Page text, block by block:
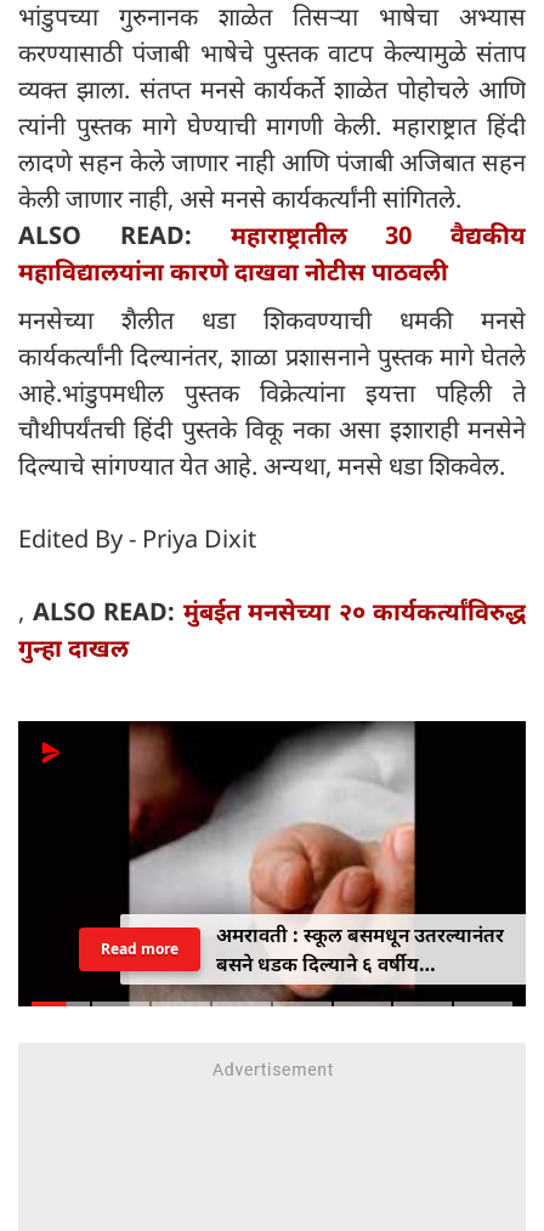
भांडुपच्या गुरुनानक शाळेत तिसऱ्या भाषेचा अभ्यास
करण्यासाठी पंजाबी भाषेचे पुस्तक वाटप केल्यामुळे संताप
व्यक्त झाला. संतप्त मनसे कार्यकर्ते शाळेत पोहोचले आणि
त्यांनी पुस्तक मागे घेण्याची मागणी केली. महाराष्ट्रात हिंदी
लादणे सहन केले जाणार नाही आणि पंजाबी अजिबात सहन
केली जाणार नाही, असे मनसे कार्यकर्त्यांनी सांगितले.
ALSO READ: महाराष्ट्रातील 30 वैद्यकीय
महाविद्यालयांना कारणे दाखवा नोटीस पाठवली
मनसेच्या शैलीत धडा शिकवण्याची धमकी मनसे
कार्यकर्त्यांनी दिल्यानंतर, शाळा प्रशासनाने पुस्तक मागे घेतले
आहे.भांडुपमधील पुस्तक विक्रेत्यांना इयत्ता पहिली ते
चौथीपर्यंतची हिंदी पुस्तके विकू नका असा इशाराही मनसेने
दिल्याचे सांगण्यात येत आहे. अन्यथा, मनसे धडा शिकवेल.
Edited By - Priya Dixit
, ALSO READ: मुंबईत मनसेच्या २० कार्यकर्त्यांविरुद्ध
गुन्हा दाखल
अमरावती : स्कूल बसमधून उतरल्यानंतर
बसने धडक दिल्याने ६ वर्षीय
विद्यार्थिनीचा मृत्यू
Read more